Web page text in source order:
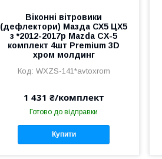
Віконні вітровики
(дефлектори) Мазда СХ5 ЦХ5
з *2012-2017р Mazda CX-5
комплект 4шт Premium 3D
хром молдинг
WXZS-141*avtoxrom
1 431 ₴/комплект
Готово до відправки
Купити